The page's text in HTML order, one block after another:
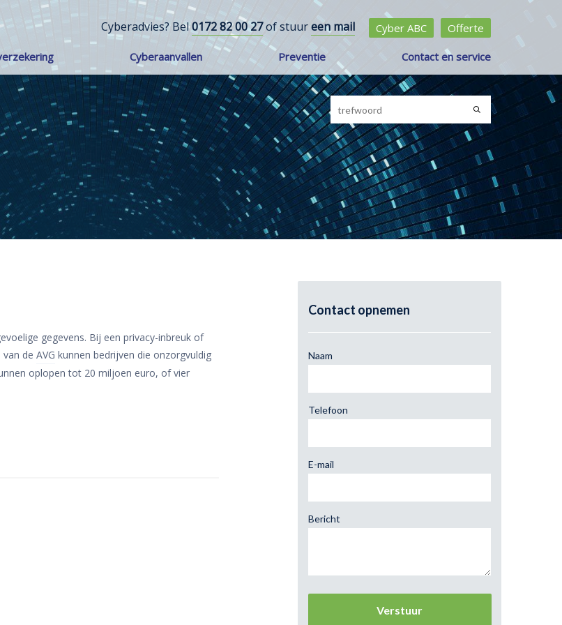
Cyberadvies? Bel0172 82 00 27of stuureen mail Cyber ABC Offerte
Cyberaanvallen Preventie Contact en service
gegevens. Bij een privacy-inbreuk of
de AVG kunnen bedrijven die onzorgvuldig
oplopen tot 20 miljoen euro, of vier
Contact opnemen
Naam
Telefoon
E-mail
Bericht